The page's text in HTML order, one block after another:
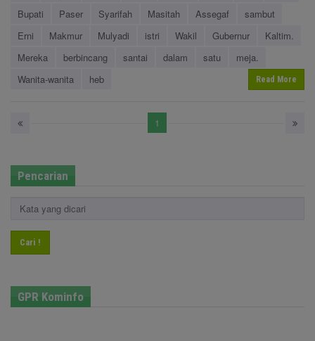
Bupati
Paser Syarifah Masitah Assegaf
sambut
Erni
Makmur Mulyadi istri Wakil Gubernur
Kaltim.
Mereka
berbincang santai dalam satu
meja.
Wanita-wanita
heb Read More
1
Pencarian
Cari !
GPR Kominfo